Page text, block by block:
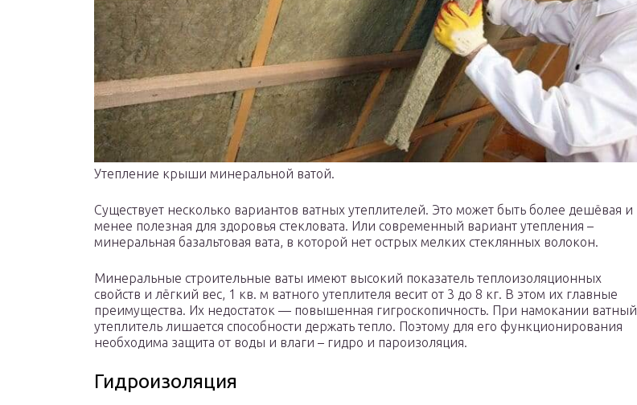
Утепление крыши минеральной ватой.
Существует несколько вариантов ватных утеплителей. Это может быть более дешёвая и
менее полезная для здоровья стекловата. Или современный вариант утепления –
минеральная базальтовая вата, в которой нет острых мелких стеклянных волокон.
Минеральные строительные ваты имеют высокий показатель теплоизоляционных
свойств и лёгкий вес, 1 кв. м ватного утеплителя весит от 3 до 8 кг. В этом их главные
преимущества. Их недостаток — повышенная гигроскопичность. При намокании ватный
утеплитель лишается способности держать тепло. Поэтому для его функционирования
необходима защита от воды и влаги – гидро и пароизоляция.
Гидроизоляция